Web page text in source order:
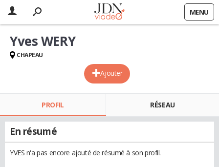
MENU
Ajouter
Yves WERY
CHAPEAU
PROFIL RÉSEAU
En résumé
YVES n'a pas encore ajouté de résumé à son profil.